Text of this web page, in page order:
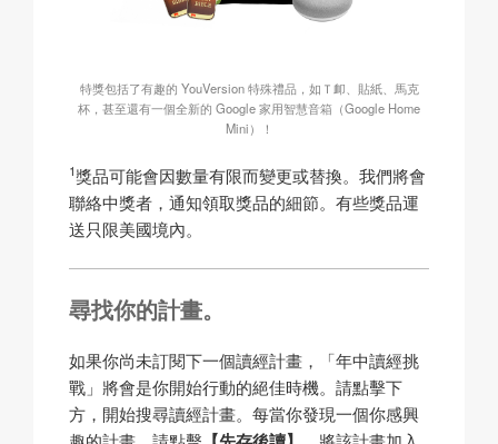
特獎包括了有趣的 YouVersion 特殊禮品，如Ｔ卹、貼紙、馬克
杯，甚至還有一個全新的 Google 家用智慧音箱（Google Home
Mini）！
1獎品可能會因數量有限而變更或替換。我們將會
聯絡中獎者，通知領取獎品的細節。有些獎品運
送只限美國境內。
尋找你的計畫。
如果你尚未訂閱下一個讀經計畫，「年中讀經挑
戰」將會是你開始行動的絕佳時機。請點擊下
方，開始搜尋讀經計畫。每當你發現一個你感興